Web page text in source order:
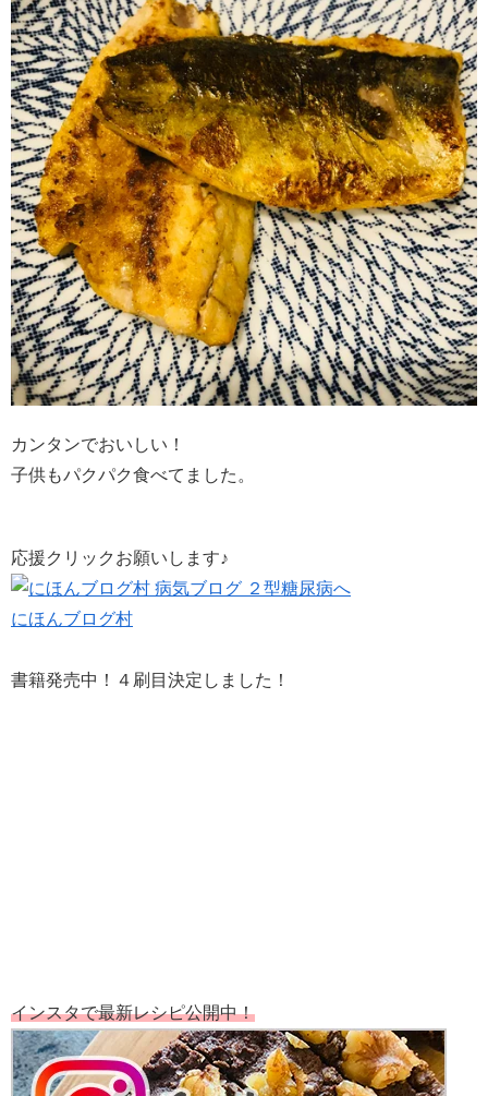
カンタンでおいしい！
子供もパクパク食べてました。
応援クリックお願いします♪
にほんブログ村
書籍発売中！４刷目決定しました！
インスタで最新レシピ公開中！